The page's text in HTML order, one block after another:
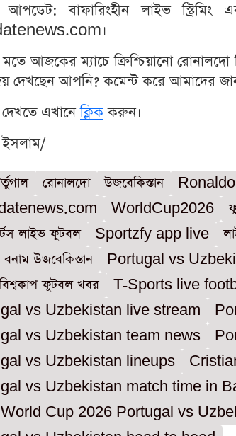
বাফারিংহীন লাইভ
আজকের ম্যাচে ক্রিশ্চিয়ানো রোনালদো
দেখছেন আপনি? কমেন্ট করে আমাদের
এখানেক্লিককরুন।
ইসলাম/
রোনালদো উজবেকিস্তান Ronaldo
WorldCup2026
লাইভ ফুটবল
Sportzfy app live
উজবেকিস্তান
Portugal vs
ফুটবল খবর
T-Sports live
vs Uzbekistan live stream
vs Uzbekistan team news
vs Uzbekistan lineups
vs Uzbekistan match time in
Cup 2026 Portugal vs